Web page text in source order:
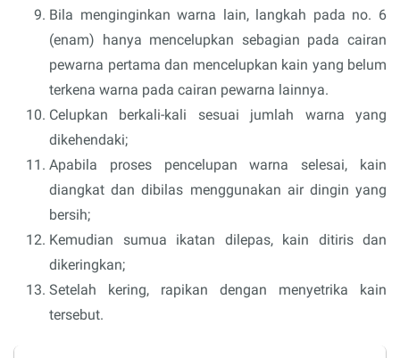
Bila menginginkan warna lain, langkah pada no. 6
(enam) hanya mencelupkan sebagian pada cairan
pewarna pertama dan mencelupkan kain yang belum
terkena warna pada cairan pewarna lainnya.
Celupkan berkali-kali sesuai jumlah warna yang
dikehendaki;
Apabila proses pencelupan warna selesai, kain
diangkat dan dibilas menggunakan air dingin yang
bersih;
Kemudian sumua ikatan dilepas, kain ditiris dan
dikeringkan;
Setelah kering, rapikan dengan menyetrika kain
tersebut.